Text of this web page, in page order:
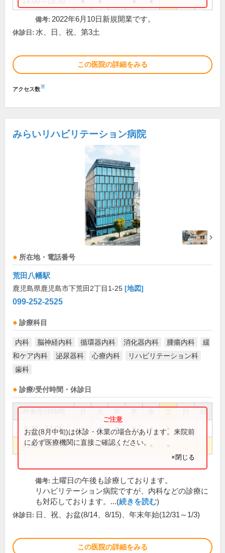
備考: 2022年6月10日新規開業です。
休診日: 水、日、祝、第3土
この医院の詳細をみる
アクセス数※
みらいリハビリテーション病院
所在地・電話番号
荒田八幡駅
鹿児島県鹿児島市下荒田2丁目1-25 [地図]
099-252-2525
診療科目
内科 脳神経内科 循環器内科 消化器内科 腫瘍内科
緩
和ケア内科
泌尿器科 心療内科
リハビリテーション科
歯科
診療/受付時間・休診日
祝
8:30～12:00 ● ● ● ● ●
13:30～17:00 ● ● ● ●
お盆(8月中旬)は休診・休業の場合があります。来院前
に必ず医療機関に直接ご確認ください。
×閉じる
備考: 土曜日の午後も診療しております。
リハビリテーション病院ですが、内科などの診療に
も対応しております。...(続きを読む)
休診日: 日、祝、お盆(8/14、8/15)、年末年始(12/31～1/3)
この医院の詳細をみる